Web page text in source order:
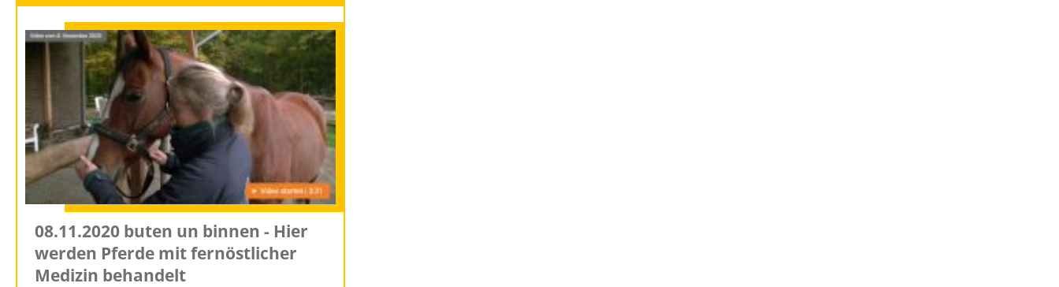
08.11.2020 buten un binnen - Hier
werden Pferde mit fernöstlicher
Medizin behandelt